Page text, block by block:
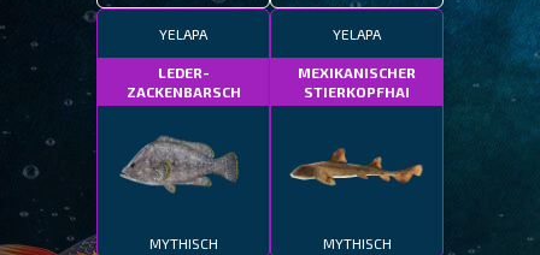
YELAPA
LEDER-
ZACKENBARSCH
MYTHISCH
YELAPA
MEXIKANISCHER
STIERKOPFHAI
MYTHISCH